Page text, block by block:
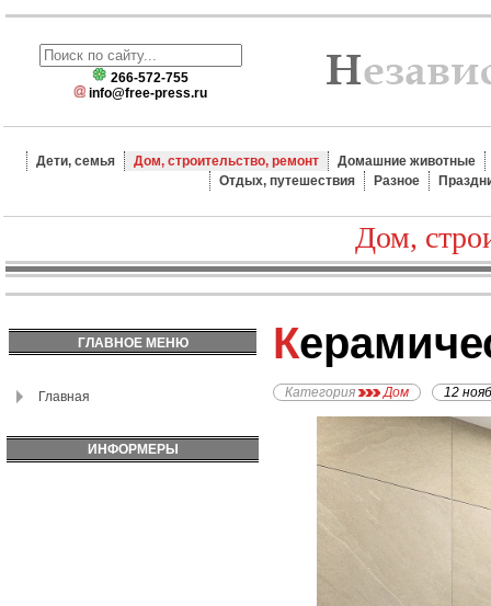
266-572-755
info@free-press.ru
Дети, семья Дом, строительство, ремонт
Домашние животные
Отдых, путешествия
Разное
Дом,
ГЛАВНОЕ МЕНЮ
Главная
ИНФОРМЕРЫ
Категория Дом 12